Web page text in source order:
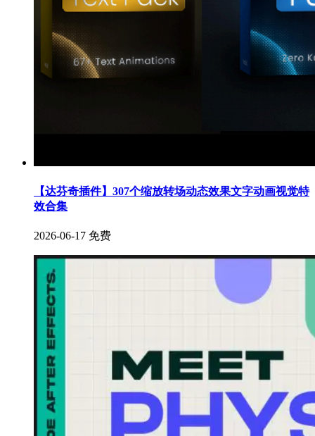
【达芬奇插件】307个缩放转场动态效果文字动画视觉特
效合集
2026-06-17 免费